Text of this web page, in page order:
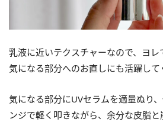
乳液に近いテクスチャーなので、ヨ
気になる部分へのお直しにも活躍して
気になる部分にUVセラムを適量ぬり
ンジで軽く叩きながら、余分な皮脂と